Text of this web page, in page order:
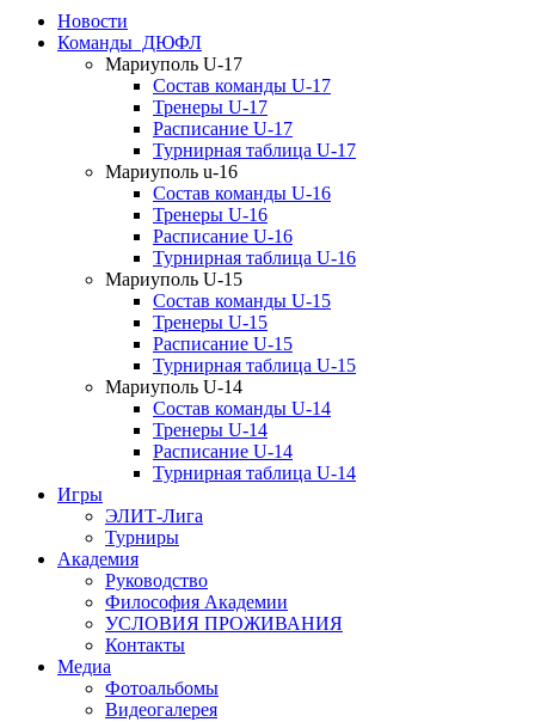
Новости
Команды ДЮФЛ
Мариуполь U-17
Состав команды U-17
Тренеры U-17
Расписание U-17
Турнирная таблица U-17
Мариуполь u-16
Состав команды U-16
Тренеры U-16
Расписание U-16
Турнирная таблица U-16
Мариуполь U-15
Состав команды U-15
Тренеры U-15
Расписание U-15
Турнирная таблица U-15
Мариуполь U-14
Состав команды U-14
Тренеры U-14
Расписание U-14
Турнирная таблица U-14
Игры
ЭЛИТ-Лига
Турниры
Академия
Руководство
Философия Академии
УСЛОВИЯ ПРОЖИВАНИЯ
Контакты
Медиа
Фотоальбомы
Видеогалерея